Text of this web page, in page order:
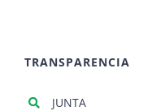
TRANSPARENCIA
JUNTA